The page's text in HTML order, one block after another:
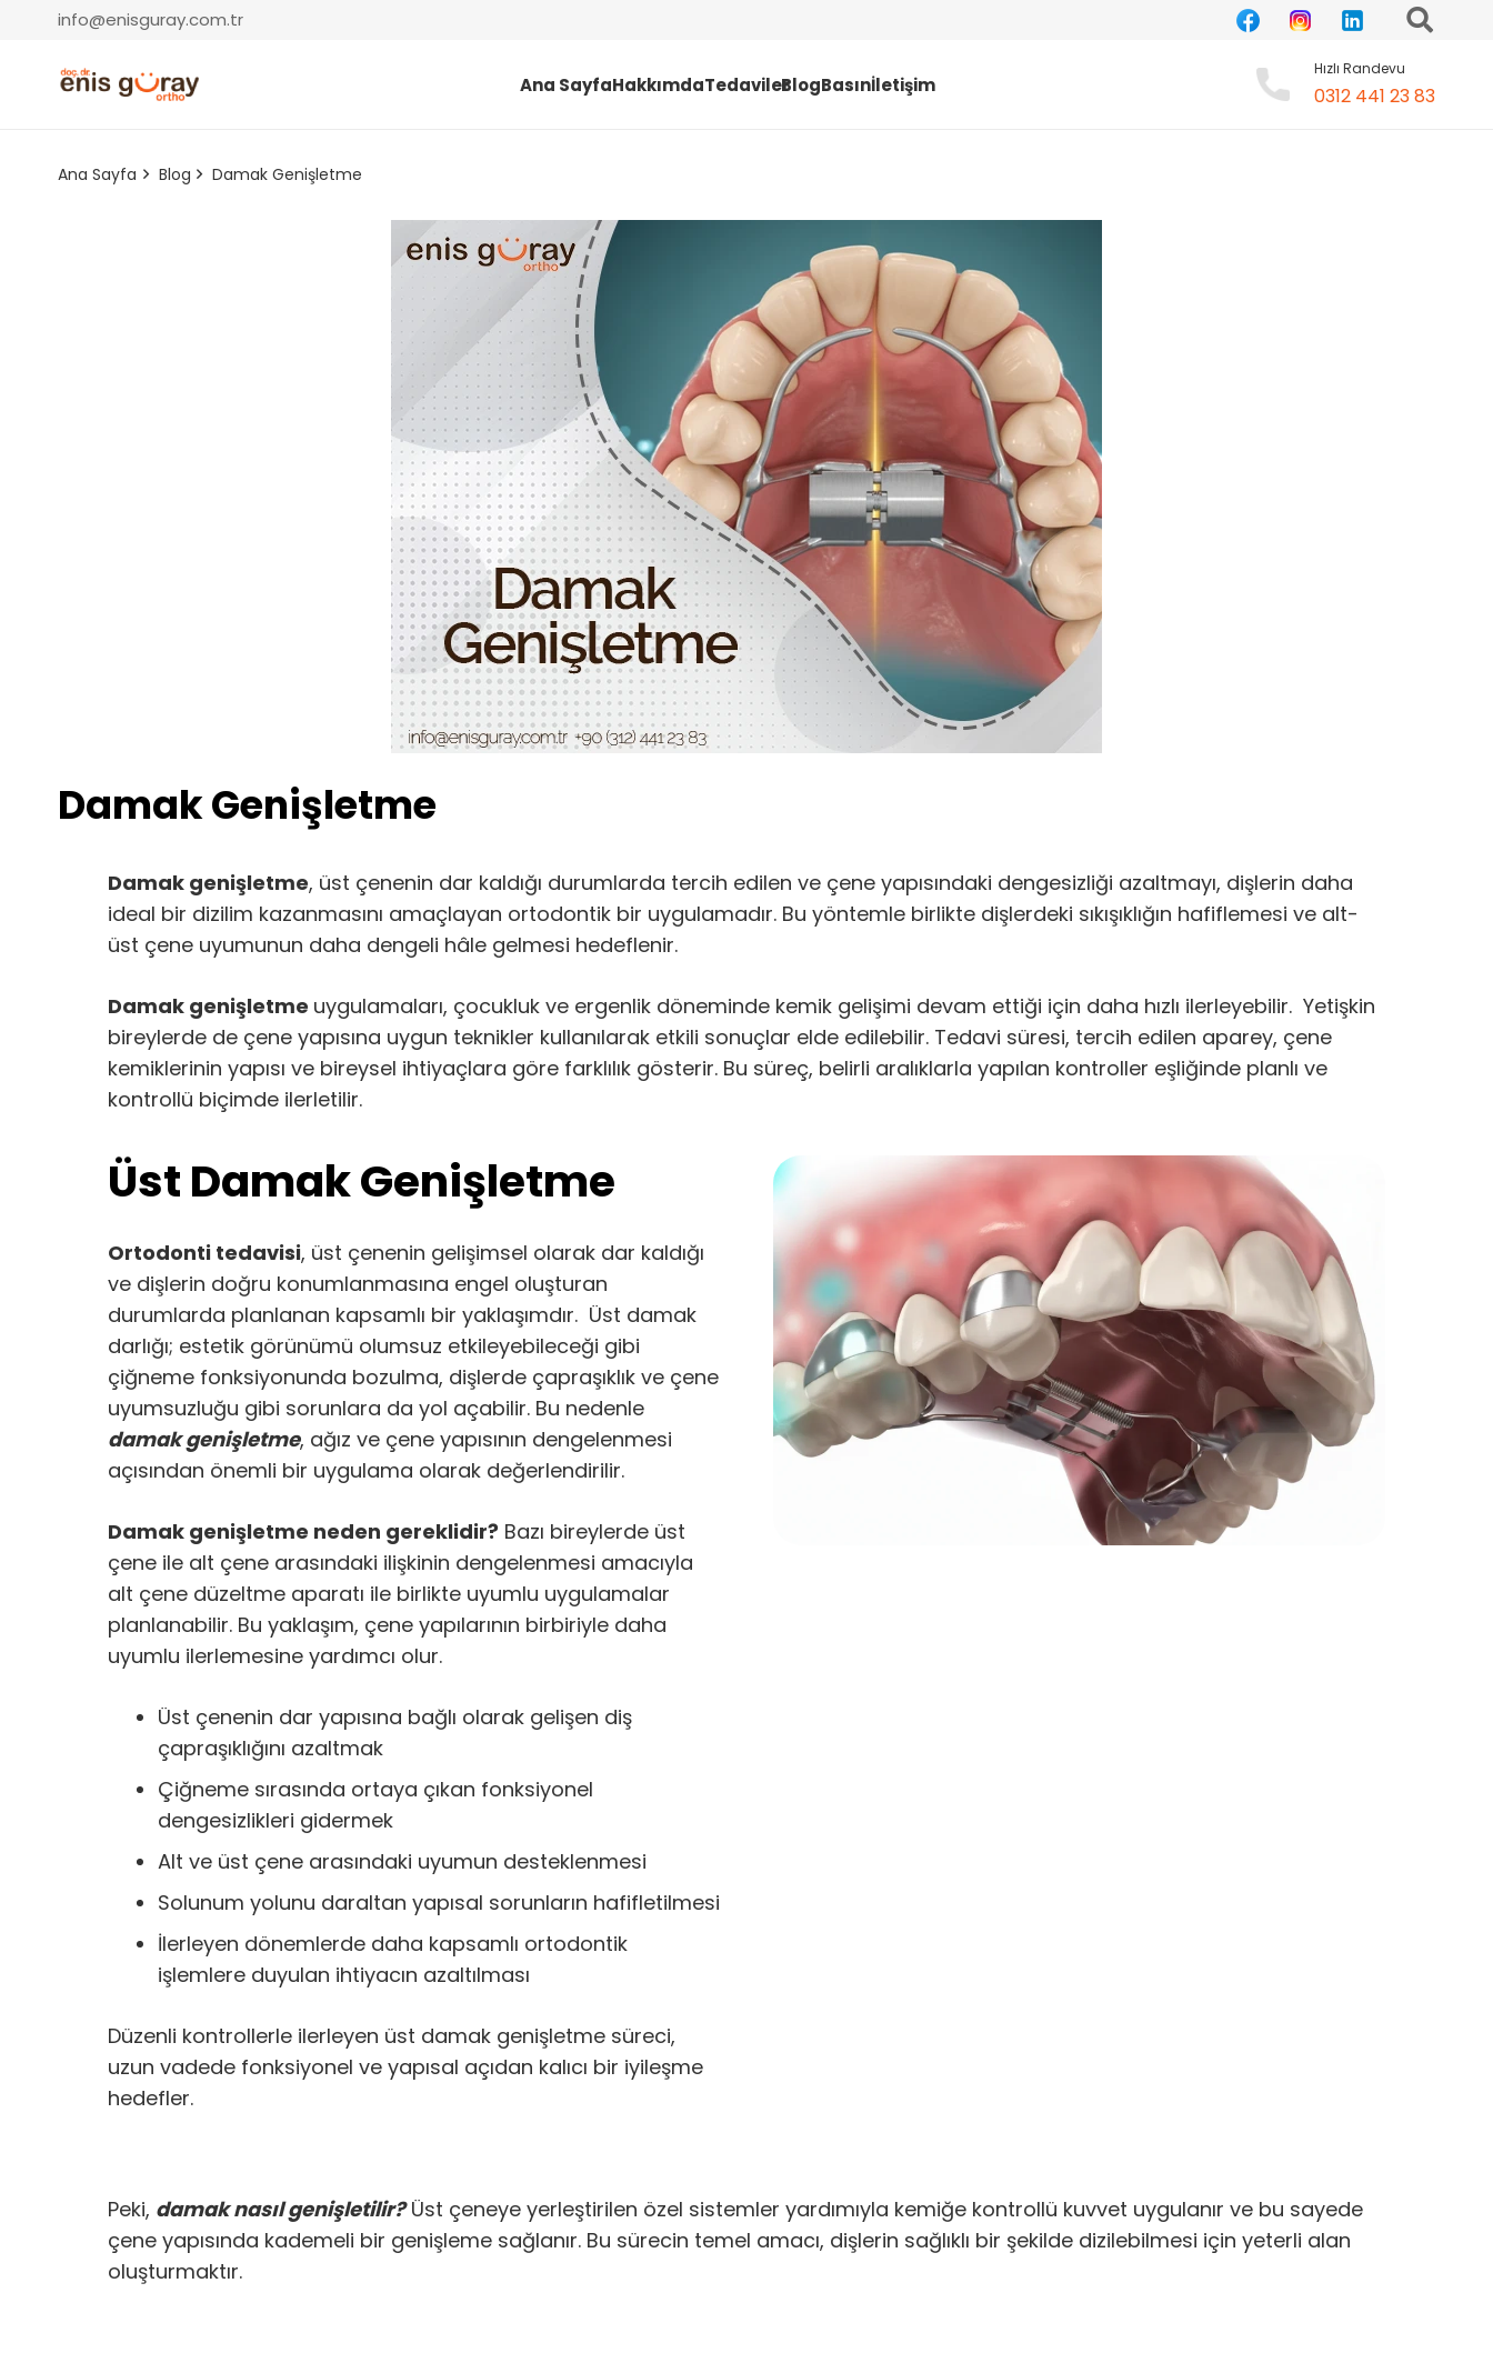
info@enisguray.com.tr
Ana SayfaHakkımdaTedavilerBlogBasınİletişim
Hızlı Randevu
0312 441 23 83
Ana Sayfa Blog Damak Genişletme
Damak Genişletme
Damak genişletme, üst çenenin dar kaldığı durumlarda tercih edilen ve çene yapısındaki dengesizliği azaltmayı, dişlerin daha
ideal bir dizilim kazanmasını amaçlayan ortodontik bir uygulamadır. Bu yöntemle birlikte dişlerdeki sıkışıklığın hafiflemesi ve alt-
üst çene uyumunun daha dengeli hâle gelmesi hedeflenir.
Damak genişletme uygulamaları, çocukluk ve ergenlik döneminde kemik gelişimi devam ettiği için daha hızlı ilerleyebilir. Yetişkin
bireylerde de çene yapısına uygun teknikler kullanılarak etkili sonuçlar elde edilebilir. Tedavi süresi, tercih edilen aparey, çene
kemiklerinin yapısı ve bireysel ihtiyaçlara göre farklılık gösterir. Bu süreç, belirli aralıklarla yapılan kontroller eşliğinde planlı ve
kontrollü biçimde ilerletilir.
Üst Damak Genişletme
Ortodonti tedavisi, üst çenenin gelişimsel olarak dar kaldığı
ve dişlerin doğru konumlanmasına engel oluşturan
durumlarda planlanan kapsamlı bir yaklaşımdır. Üst damak
darlığı; estetik görünümü olumsuz etkileyebileceği gibi
çiğneme fonksiyonunda bozulma, dişlerde çapraşıklık ve çene
uyumsuzluğu gibi sorunlara da yol açabilir. Bu nedenle
damak genişletme, ağız ve çene yapısının dengelenmesi
açısından önemli bir uygulama olarak değerlendirilir.
Damak genişletme neden gereklidir? Bazı bireylerde üst
çene ile alt çene arasındaki ilişkinin dengelenmesi amacıyla
alt çene düzeltme aparatı ile birlikte uyumlu uygulamalar
planlanabilir. Bu yaklaşım, çene yapılarının birbiriyle daha
uyumlu ilerlemesine yardımcı olur.
Üst çenenin dar yapısına bağlı olarak gelişen diş
çapraşıklığını azaltmak
Çiğneme sırasında ortaya çıkan fonksiyonel
dengesizlikleri gidermek
Alt ve üst çene arasındaki uyumun desteklenmesi
Solunum yolunu daraltan yapısal sorunların hafifletilmesi
İlerleyen dönemlerde daha kapsamlı ortodontik
işlemlere duyulan ihtiyacın azaltılması
Düzenli kontrollerle ilerleyen üst damak genişletme süreci,
uzun vadede fonksiyonel ve yapısal açıdan kalıcı bir iyileşme
hedefler.
Peki, damak nasıl genişletilir?Üst çeneye yerleştirilen özel sistemler yardımıyla kemiğe kontrollü kuvvet uygulanır ve bu sayede
çene yapısında kademeli bir genişleme sağlanır. Bu sürecin temel amacı, dişlerin sağlıklı bir şekilde dizilebilmesi için yeterli alan
oluşturmaktır.